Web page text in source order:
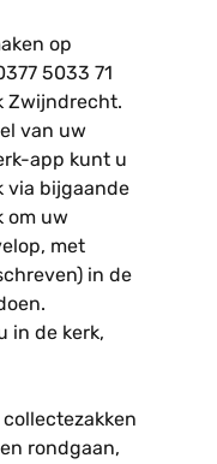
op
5033 71
Zwijndrecht.
van uw
app kunt u
via bijgaande
om uw
met
in de
in de kerk,
rondgaan,